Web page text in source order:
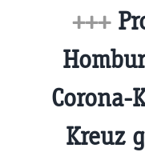
+++
Kreuz